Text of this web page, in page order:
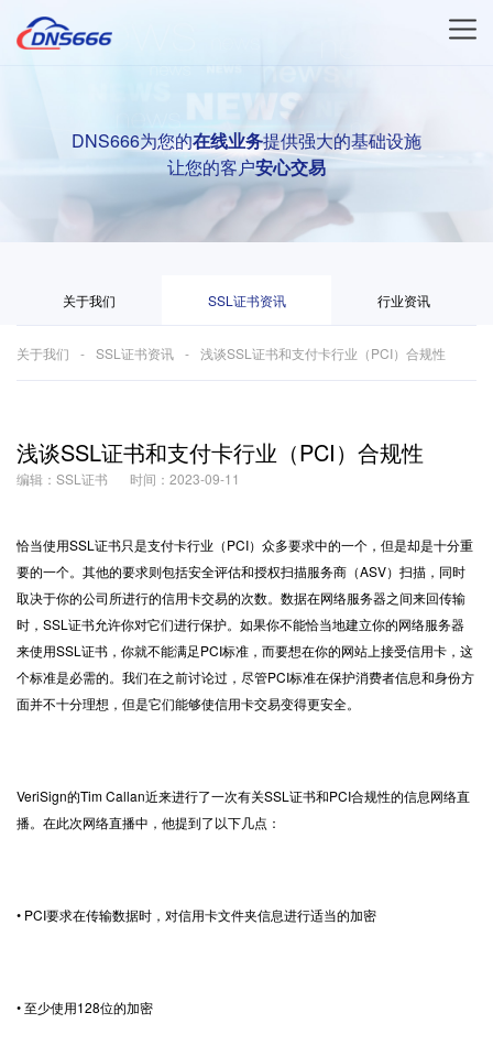
DNS666为您的在线业务提供强大的基础设施
让您的客户安心交易
关于我们 SSL证书资讯 行业资讯
关于我们 SSL证书资讯 浅谈SSL证书和支付卡行业（PCI）合规性
浅谈SSL证书和支付卡行业（PCI）合规性
编辑：SSL证书 时间：2023-09-11
恰当使用SSL证书只是支付卡行业（PCI）众多要求中的一个，但是却是十分重
要的一个。其他的要求则包括安全评估和授权扫描服务商（ASV）扫描，同时
取决于你的公司所进行的信用卡交易的次数。数据在网络服务器之间来回传输
时， SSL证书允许你对它们进行保护。如果你不能恰当地建立你的网络服务器
来使用SSL证书，你就不能满足PCI标准，而要想在你的网站上接受信用卡，这
个标准是必需的。我们在之前讨论过，尽管PCI标准在保护消费者信息和身份方
面并不十分理想，但是它们能够使信用卡交易变得更安全。
VeriSign的Tim Callan近来进行了一次有关SSL证书和PCI合规性的信息网络直
播。在此次网络直播中，他提到了以下几点：
• PCI要求在传输数据时，对信用卡文件夹信息进行适当的加密
• 至少使用128位的加密